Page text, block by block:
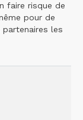
faire risque de
pour de
les